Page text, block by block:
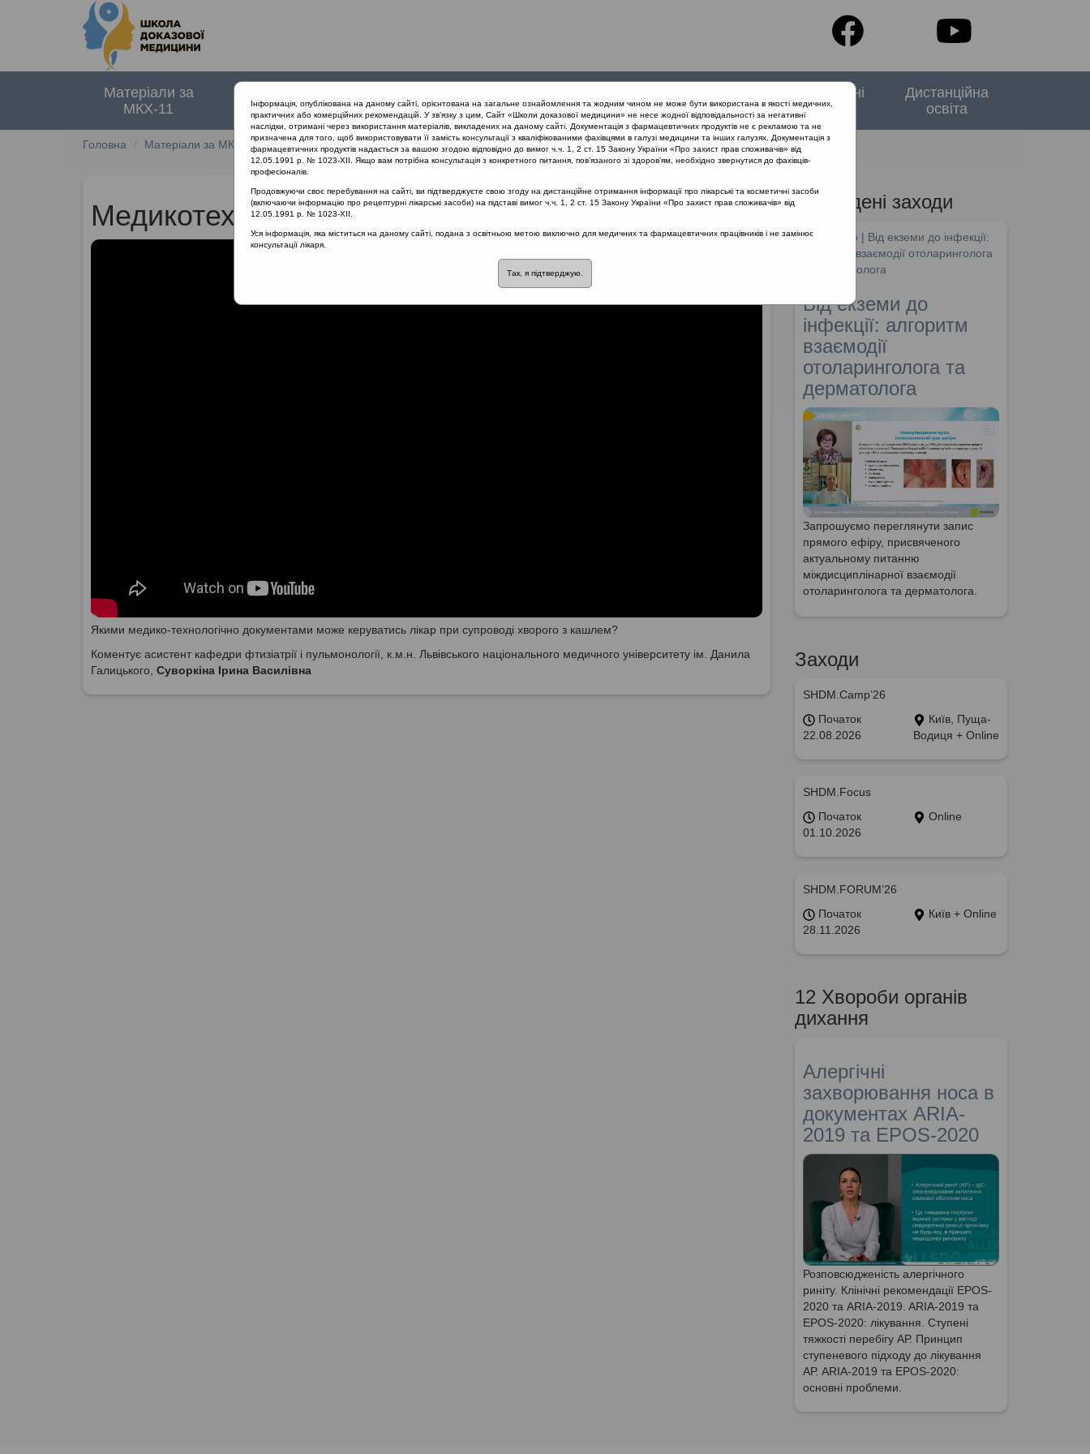
Матеріали за
МКХ-11
документи
заходи
проекту
Спеціальні
випуски
Дистанційна
освіта
Головна Матеріали за МКХ-11 12 Хвороби органів дихання Медикотехнологічні документи щодо кашлю
Медикотехнологічні документи щодо кашлю
Якими медико-технологічно документами може керуватись лікар при супроводі хворого з кашлем?
Коментує асистент кафедри фтизіатрії і пульмонології, к.м.н. Львівського національного медичного університету ім. Данила
Галицького, Суворкіна Ірина Василівна
Проведені заходи
SHDM.info | Від екземи до інфекції:
алгоритм взаємодії отоларинголога
та дерматолога
Від екземи до
інфекції: алгоритм
взаємодії
отоларинголога та
дерматолога
Запрошуємо переглянути запис
прямого ефіру, присвяченого
актуальному питанню
міждисциплінарної взаємодії
отоларинголога та дерматолога.
Заходи
SHDM.Camp’26
Початок
22.08.2026
Київ, Пуща-
Водиця + Online
SHDM.Focus
Початок
01.10.2026
Online
SHDM.FORUM’26
Початок
28.11.2026
Київ + Online
12 Хвороби органів
дихання
Алергічні
захворювання носа в
документах ARIA-
2019 та EPOS-2020
Розповсюдженість алергічного
риніту. Клінічні рекомендації EPOS-
2020 та ARIA-2019. ARIA-2019 та
EPOS-2020: лікування. Ступені
тяжкості перебігу АР. Принцип
ступеневого підходу до лікування
АР. ARIA-2019 та EPOS-2020:
основні проблеми.
Інформація, опублікована на даному сайті, орієнтована на загальне ознайомлення та жодним чином не може бути використана в якості медичних,
практичних або комерційних рекомендацій. У зв’язку з цим, Сайт «Школи доказової медицини» не несе жодної відповідальності за негативні
наслідки, отримані через використання матеріалів, викладених на даному сайті. Документація з фармацевтичних продуктів не є рекламою та не
призначена для того, щоб використовувати її замість консультації з кваліфікованими фахівцями в галузі медицини та інших галузях. Документація з
фармацевтичних продуктів надається за вашою згодою відповідно до вимог ч.ч. 1, 2 ст. 15 Закону України «Про захист прав споживачів» від
12.05.1991 р. № 1023-XII. Якщо вам потрібна консультація з конкретного питання, пов’язаного зі здоров’ям, необхідно звернутися до фахівців-
професіоналів.
Продовжуючи своє перебування на сайті, ви підтверджуєте свою згоду на дистанційне отримання інформації про лікарські та косметичні засоби
(включаючи інформацію про рецептурні лікарські засоби) на підставі вимог ч.ч. 1, 2 ст. 15 Закону України «Про захист прав споживачів» від
12.05.1991 р. № 1023-XII.
Уся інформація, яка міститься на даному сайті, подана з освітньою метою виключно для медичних та фармацевтичних працівників і не замінює
консультації лікаря.
Так, я підтверджую.